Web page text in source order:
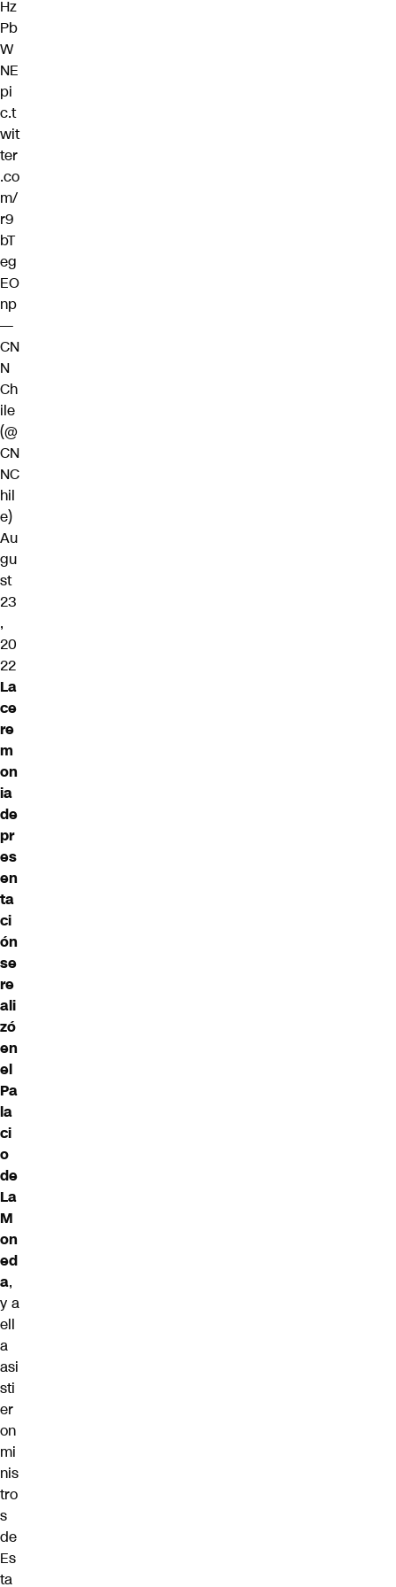
Hz
Pb
W
NE
pi
c.t
wit
ter
.co
m/
r9
bT
eg
EO
np
—
CN
N
Ch
ile
(@
CN
NC
hil
e)
Au
gu
st
23
,
20
22
La
ce
re
m
on
ia
de
pr
es
en
ta
ci
ón
se
re
ali
zó
en
el
Pa
la
ci
o
de
La
M
on
ed
a,
y a
ell
a
asi
sti
er
on
mi
nis
tro
s
de
Es
ta